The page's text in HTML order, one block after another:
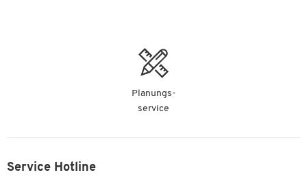
Planungs-
service
Service Hotline